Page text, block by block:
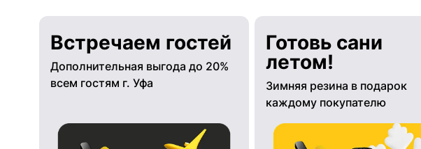
Встречаем гостей
Дополнительная выгода до 20%
всем гостям г. Уфа
Готовь сани
летом!
Зимняя резина в подарок
каждому покупателю